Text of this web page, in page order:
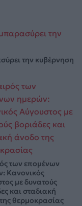
την κυβέρνηση
των επομένων
Κανονικός
με δυνατούς
και σταδιακή
θερμοκρασίας